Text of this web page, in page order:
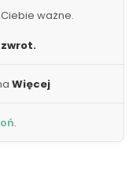
ważne.
Więcej
.